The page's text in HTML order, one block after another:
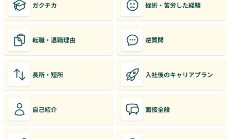
ガクチカ 挫折・苦労した経験
転職・退職理由 逆質問
長所・短所 入社後のキャリアプラン
自己紹介 面接全般